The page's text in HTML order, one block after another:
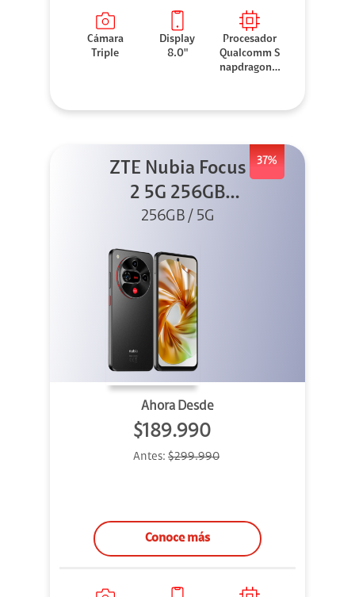
Cámara
Triple
Display
8.0"
Procesador
Qualcomm S
napdragon 8
37%
ZTE Nubia Focus
2 5G 256GB
Negro
256GB / 5G
Ahora Desde
$189.990
Antes: $299.990
Conoce más